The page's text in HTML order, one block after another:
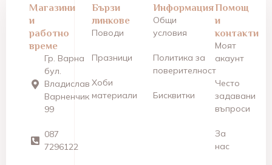
Магазини
и
работно
време
Гр. Варна
бул.
Владислав
Варненчик
99
087
7296122
Бързи
линкове
Поводи
Празници
Хоби
материали
Информация
Общи
условия
Политика за
поверителност
Бисквитки
Помощ
и
контакти
Моят
акаунт
Често
задавани
въпроси
За
нас